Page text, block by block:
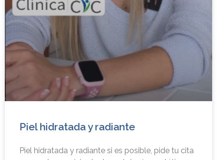
Piel hidratada y radiante
Piel hidratada y radiante si es posible, pide tu cita